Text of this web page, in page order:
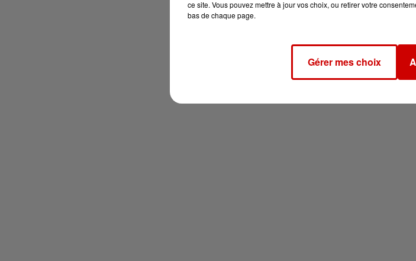
ce site. Vous pouvez mettre à jour vos choix, ou retirer votre
bas de chaque page.
Gérer mes choix